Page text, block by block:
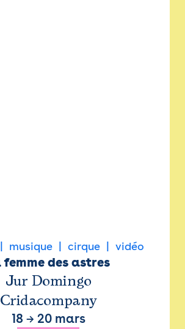
musique cirque vidéo
femme des astres
Jur Domingo
Cridacompany
18 → 20 mars